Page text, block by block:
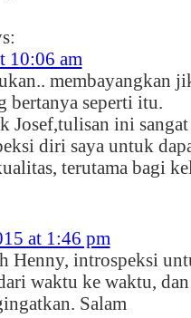
10:06 am
membayangkan
bertanya seperti itu.
Josef,tulisan ini
diri saya untuk
terutama bagi
at 1:46 pm
Henny, introspeksi
waktu ke waktu, dan
Salam